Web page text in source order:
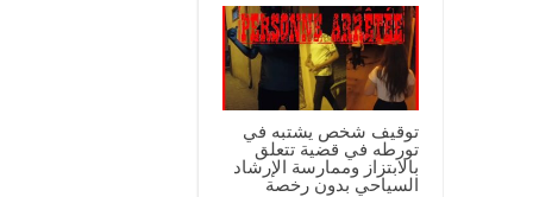
توقيف شخص يشتبه في
تورطه في قضية تتعلق
بالابتزاز وممارسة الإرشاد
السياحي بدون رخصة